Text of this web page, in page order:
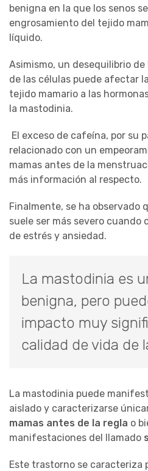
benigna en la que los senos
engrosamiento del tejido
líquido.
Asimismo, un desequilibrio
de las células puede afectar
tejido mamario a las
la mastodinia.
El exceso de cafeína, por su
relacionado con un
mamas antes de la
más información al respecto.
Finalmente, se ha observado
suele ser más severo
de estrés y ansiedad.
La mastodinia es
benigna, pero
impacto muy
calidad de vida de
La mastodinia puede
aislado y caracterizarse
mamas antes de la regla o
manifestaciones del llamado
Este trastorno se caracteriza